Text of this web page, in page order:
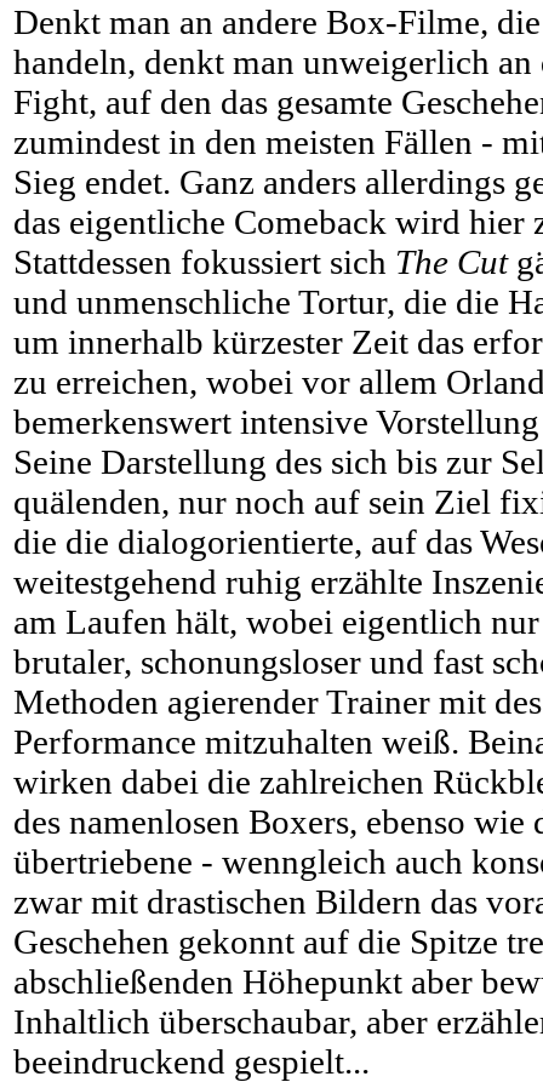
Denkt man an andere Box-Filme,
handeln, denkt man unweigerlich
Fight, auf den das gesamte
zumindest in den meisten Fällen -
Sieg endet. Ganz anders allerdings
das eigentliche Comeback wird hier
Stattdessen fokussiert sich The Cut
und unmenschliche Tortur, die die
um innerhalb kürzester Zeit das
zu erreichen, wobei vor allem
bemerkenswert intensive
Seine Darstellung des sich bis zur
quälenden, nur noch auf sein Ziel
die die dialogorientierte, auf das
weitestgehend ruhig erzählte
am Laufen hält, wobei eigentlich
brutaler, schonungsloser und fast
Methoden agierender Trainer mit
Performance mitzuhalten weiß.
wirken dabei die zahlreichen
des namenlosen Boxers, ebenso wie
übertriebene - wenngleich auch
zwar mit drastischen Bildern das
Geschehen gekonnt auf die Spitze
abschließenden Höhepunkt aber
Inhaltlich überschaubar, aber
beeindruckend gespielt...